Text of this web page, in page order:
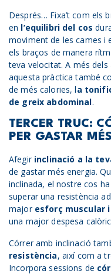
Després… Fixa’t com els
en l’equilibri del cos
moviment de les cames i
els braços de manera
teva velocitat. A més
aquesta pràctica també
de més calories, la
de greix abdominal.
TERCER TRUC:
PER GASTAR
Afegir inclinació a la
de gastar més energia.
inclinada, el nostre cos
superar una resistència
major esforç muscular
una major despesa
Córrer amb inclinació
resistència, així com a
Incorpora sessions de